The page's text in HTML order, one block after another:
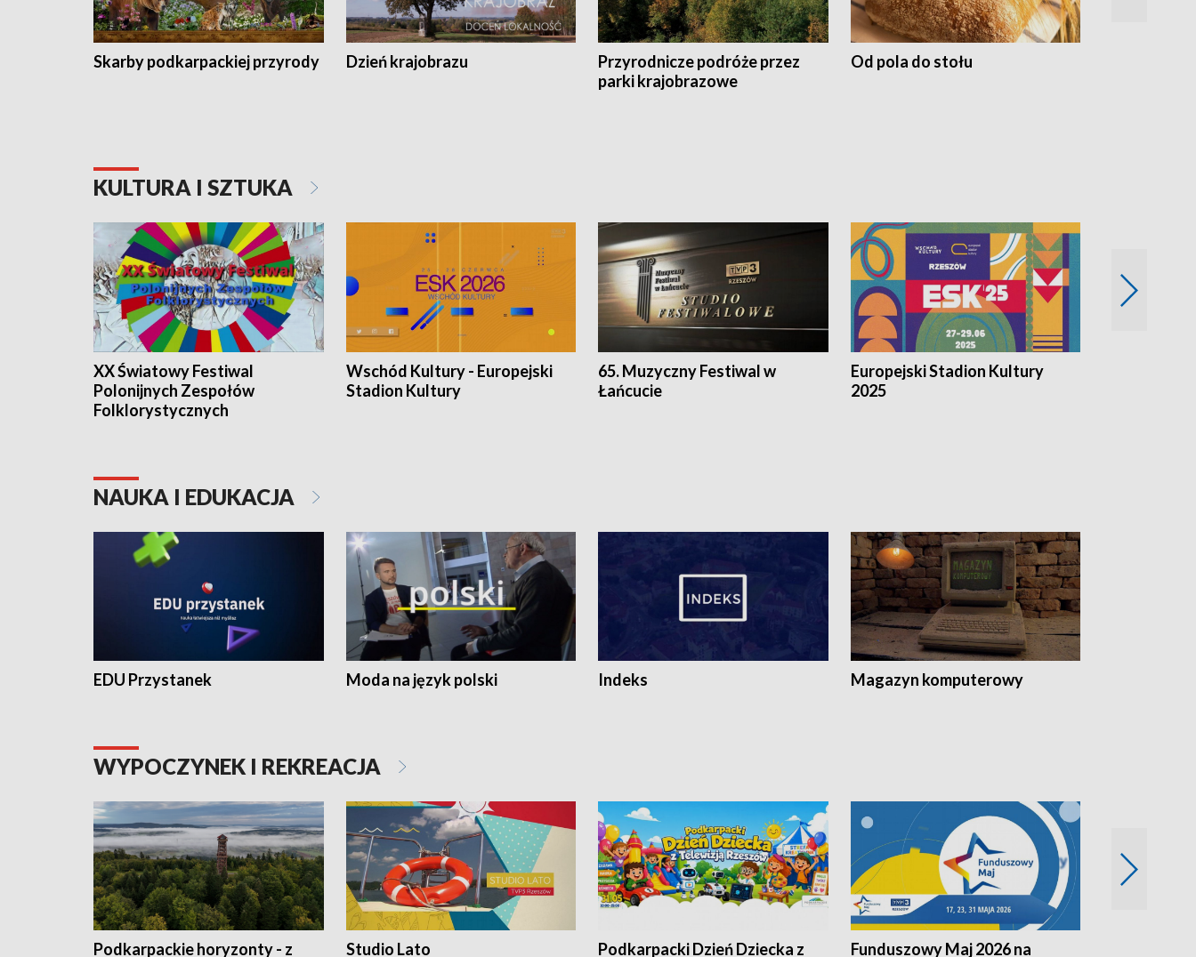
Skarby podkarpackiej przyrody Dzień krajobrazu
Przyrodnicze podróże przez
parki krajobrazowe
Od pola do stołu
KULTURA I SZTUKA
XX Światowy Festiwal
Polonijnych Zespołów
Folklorystycznych
Wschód Kultury - Europejski
Stadion Kultury
65. Muzyczny Festiwal w
Łańcucie
Europejski Stadion Kultury
2025
NAUKA I EDUKACJA
EDU Przystanek Moda na język polski Indeks Magazyn komputerowy
WYPOCZYNEK I REKREACJA
Podkarpackie horyzonty - z Studio Lato Podkarpacki Dzień Dziecka z Funduszowy Maj 2026 na